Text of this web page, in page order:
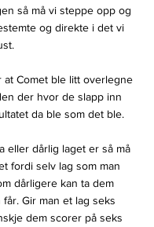
så må vi steppe opp og
og direkte i det vi
at Comet ble litt overlegne
der hvor de slapp inn
da ble som det ble.
eller dårlig laget er så må
fordi selv lag som man
dårligere kan ta dem
Gir man et lag seks
dem scorer på seks